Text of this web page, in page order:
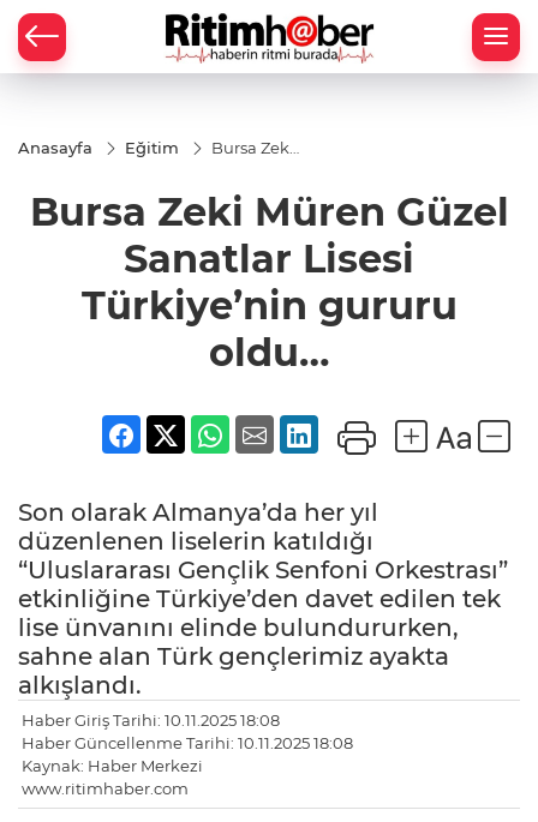
Anasayfa Eğitim
Bursa Zeki
Sanatlar
Lisesi
Türkiye’nin
gururu
Bursa Zeki Müren Güzel
Sanatlar Lisesi
Türkiye’nin gururu
oldu…
Son olarak Almanya’da her yıl
düzenlenen liselerin katıldığı
“Uluslararası Gençlik Senfoni Orkestrası”
etkinliğine Türkiye’den davet edilen tek
lise ünvanını elinde bulundururken,
sahne alan Türk gençlerimiz ayakta
alkışlandı.
Haber Giriş Tarihi: 10.11.2025 18:08
Haber Güncellenme Tarihi: 10.11.2025 18:08
Kaynak: Haber Merkezi
www.ritimhaber.com